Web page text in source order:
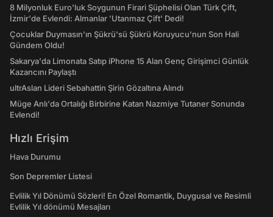
8 Milyonluk Euro'luk Soygunun Firari Şüphelisi Olan Türk Çift,
İzmir'de Evlendi: Almanlar 'Utanmaz Çift' Dedi!
Çocuklar Duymasın'ın Şükrü'sü Şükrü Koruyucu'nun Son Hali
Gündem Oldu!
Sakarya'da Limonata Satıp iPhone 15 Alan Genç Girişimci Günlük
Kazancını Paylaştı
ultrAslan Lideri Sebahattin Şirin Gözaltına Alındı
Müge Anlı'da Ortalığı Birbirine Katan Nazmiye Tutaner Sonunda
Evlendi!
Hızlı Erişim
Hava Durumu
Son Depremler Listesi
Evlilik Yıl Dönümü Sözleri! En Özel Romantik, Duygusal ve Resimli
Evlilik Yıl dönümü Mesajları